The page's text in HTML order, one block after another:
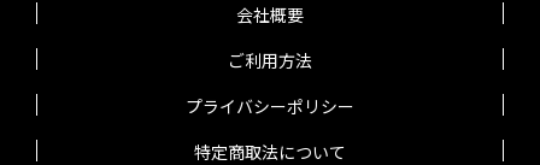
会社概要
ご利用方法
プライバシーポリシー
特定商取法について